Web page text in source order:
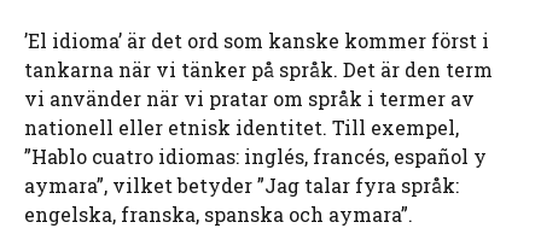
’El idioma’ är det ord som kanske kommer först i
tankarna när vi tänker på språk. Det är den term
vi använder när vi pratar om språk i termer av
nationell eller etnisk identitet. Till exempel,
”Hablo cuatro idiomas: inglés, francés, español y
aymara”, vilket betyder ”Jag talar fyra språk:
engelska, franska, spanska och aymara”.